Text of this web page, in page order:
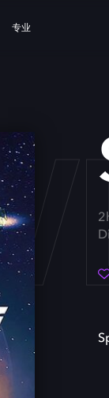
专业